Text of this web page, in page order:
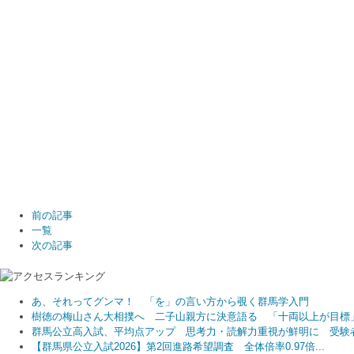
前の記事
一覧
次の記事
あ、それってグンマ！ 「を」の言い方から覗く群馬学入門
樹徳の梅山さん大相撲へ 二子山親方に決意語る 「十両以上が目標
群馬公立高入試、平均点アップ 思考力・読解力重視が鮮明に 受験
【群馬県公立入試2026】第2回進路希望調査 全体倍率0.97倍...